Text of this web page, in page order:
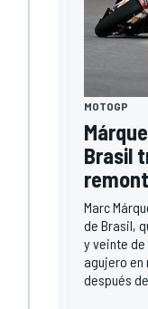
MOTOGP
Brasil
Marc
de Brasil,
y veinte
agujero en
después